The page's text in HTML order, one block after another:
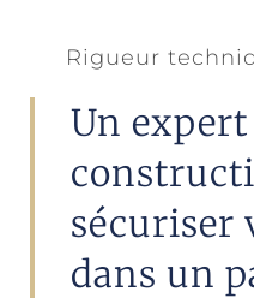
Rigueur
Un
sécuriser
dans un